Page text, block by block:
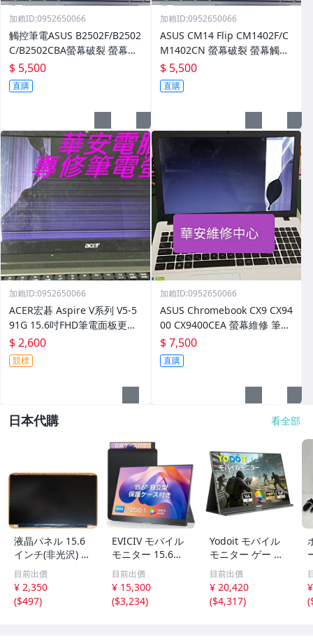
加賴ID:0952650066
觸控筆電ASUS B2502F/B2502
C/B2502CBA螢幕破裂 螢幕觸
控不良維修 無法觸碰 筆電螢幕
維修
$ 5,500
直購
加賴ID:0952650066
ASUS CM14 Flip CM1402F/C
M1402CN 螢幕破裂 螢幕觸控
不良維修 無法觸碰 筆電螢幕維
修 面板
$ 5,500
直購
加賴ID:0952650066
ACER宏碁 Aspire V系列 V5-5
91G 15.6吋FHD筆電面板更換
液晶螢幕破裂 故障維修 更換面
板 維修
$ 2,600
競標
加賴ID:0952650066
ASUS Chromebook CX9 CX94
00 CX9400CEA 螢幕維修 筆電
面板 液晶螢幕破裂更換 面板破
裂維修
$ 7,500
直購
日本代購 看全部
液晶パネル 15.6
インチ(非光沢) N
T156WHM-N42
解像度 1366X76
8：30pinコネク
タ
目前出價
¥ 2,350
($497)
EVICIV モバイル
モニター 15.6イ
ンチ ケース付き
FHD モバイルデ
ィスプレイ 自立
型 スタンド一体
目前出價
¥ 15,300
($3,234)
Yodoit モバイル
モニター ゲー ミ
ングモニター 144
Hz モバイルディ
スプレイ 軽量 10
0％sRGB VESA 1
目前出價
¥ 20,420
($4,317)
(